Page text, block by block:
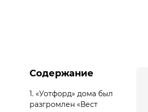
Содержание
1. «Уотфорд» дома был
разгромлен «Вест